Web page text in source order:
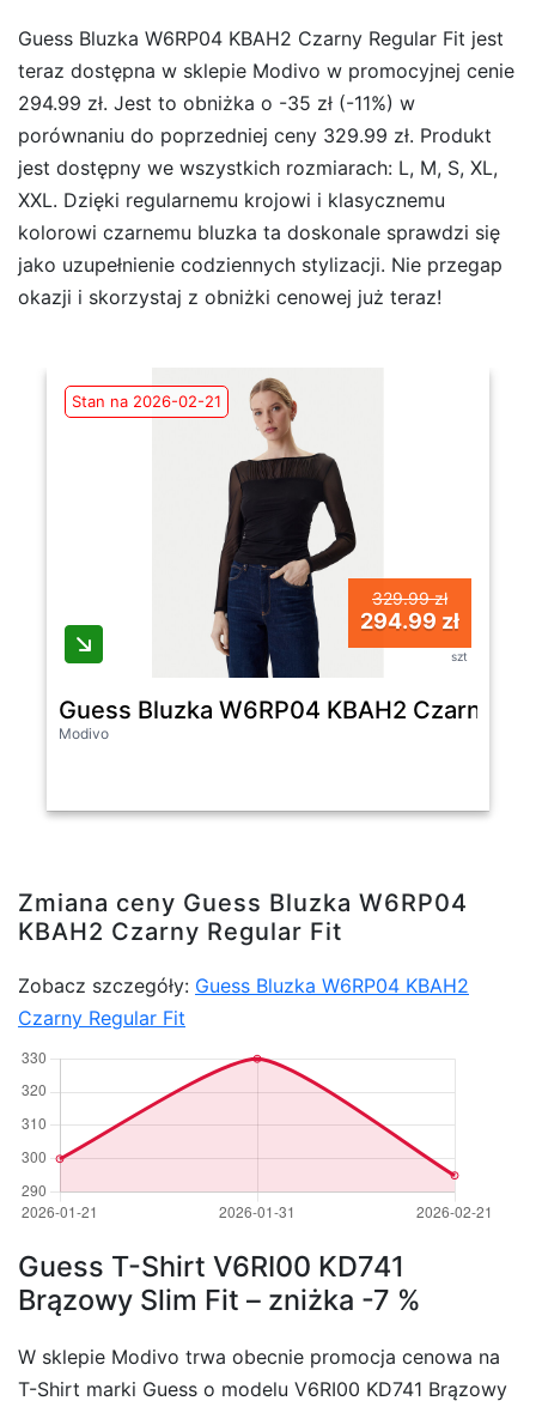
Guess Bluzka W6RP04 KBAH2 Czarny Regular Fit jest
teraz dostępna w sklepie Modivo w promocyjnej cenie
294.99 zł. Jest to obniżka o -35 zł (-11%) w
porównaniu do poprzedniej ceny 329.99 zł. Produkt
jest dostępny we wszystkich rozmiarach: L, M, S, XL,
XXL. Dzięki regularnemu krojowi i klasycznemu
kolorowi czarnemu bluzka ta doskonale sprawdzi się
jako uzupełnienie codziennych stylizacji. Nie przegap
okazji i skorzystaj z obniżki cenowej już teraz!
Stan na 2026-02-21
329.99 zł
294.99 zł
szt
Guess Bluzka W6RP04 KBAH2 Czarny
Modivo
Zmiana ceny Guess Bluzka W6RP04
KBAH2 Czarny Regular Fit
Zobacz szczegóły: Guess Bluzka W6RP04 KBAH2
Czarny Regular Fit
Guess T-Shirt V6RI00 KD741
Brązowy Slim Fit – zniżka -7 %
W sklepie Modivo trwa obecnie promocja cenowa na
T-Shirt marki Guess o modelu V6RI00 KD741 Brązowy